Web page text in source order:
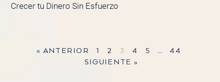
Crecer tu Dinero Sin Esfuerzo
« ANTERIOR 1 2 3 4 5 …
44
SIGUIENTE »